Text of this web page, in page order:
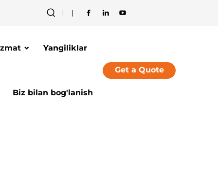
Yangiliklar
Biz bilan bog'lanish
Get a Quote